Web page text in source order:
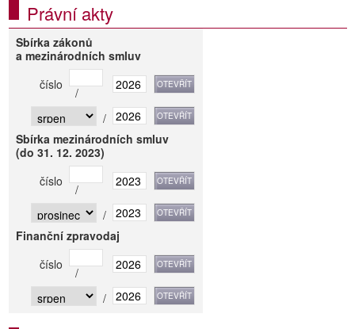
Právní akty
Sbírka zákonů
a mezinárodních smluv
číslo
/
/
Sbírka mezinárodních smluv
(do 31. 12. 2023)
číslo
/
/
Finanční zpravodaj
číslo
/
/